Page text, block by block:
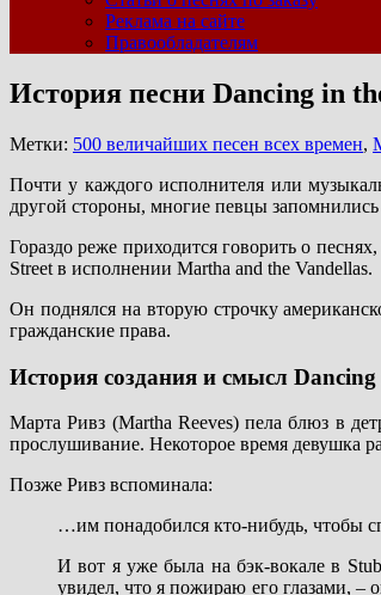
Реклама на сайте
Правообладателям
История песни Dancing in
Метки: 500 величайших песен всех времен,
Почти у каждого исполнителя или
другой стороны, многие певцы
Гораздо реже приходится говорить о
Street в исполнении Martha and the Vandellas.
Он поднялся на вторую строчку
гражданские права.
История создания и смысл Dancing
Марта Ривз (Martha Reeves) пела блюз в
прослушивание. Некоторое время девушка
Позже Ривз вспоминала:
…им понадобился кто-нибудь, чтобы
И вот я уже была на бэк-вокале в
увидел, что я пожираю его глазами, –